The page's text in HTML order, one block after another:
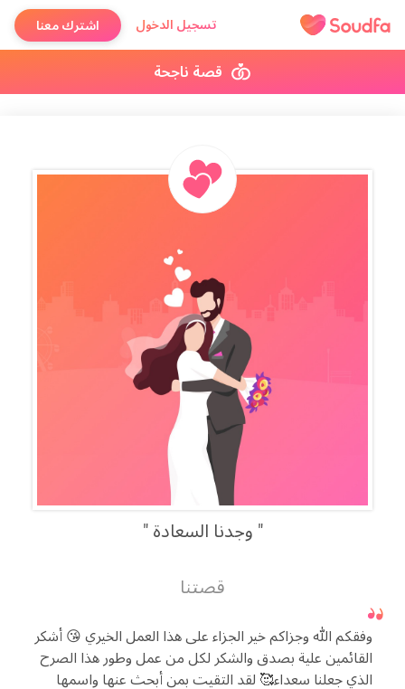
تسجيل الدخول اشترك معنا
قصة ناجحة
وجدنا السعادة
قصتنا
وفقكم الله وجزاكم خير الجزاء على هذا العمل الخيري 😘 أشكر
القائمين علية بصدق والشكر لكل من عمل وطور هذا الصرح
الذي جعلنا سعداء🥰 لقد التقيت بمن أبحث عنها واسمها